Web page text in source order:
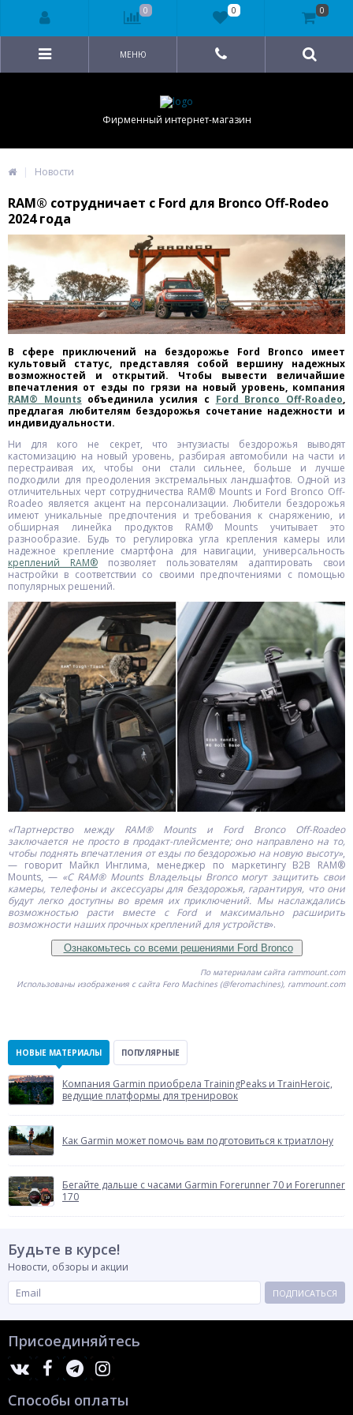
Фирменный интернет-магазин
МЕНЮ
Новости
RAM® сотрудничает с Ford для Bronco Off-Rodeo
2024 года
В сфере приключений на бездорожье Ford Bronco имеет
культовый статус, представляя собой вершину надежных
возможностей и открытий. Чтобы вывести величайшие
впечатления от езды по грязи на новый уровень, компания
RAM® Mounts объединила усилия с Ford Bronco Off-Roadeo,
предлагая любителям бездорожья сочетание надежности и
индивидуальности.
Ни для кого не секрет, что энтузиасты бездорожья выводят
кастомизацию на новый уровень, разбирая автомобили на части и
перестраивая их, чтобы они стали сильнее, больше и лучше
подходили для преодоления экстремальных ландшафтов. Одной из
отличительных черт сотрудничества RAM® Mounts и Ford Bronco Off-
Roadeo является акцент на персонализации. Любители бездорожья
имеют уникальные предпочтения и требования к снаряжению, и
обширная линейка продуктов RAM® Mounts учитывает это
разнообразие. Будь то регулировка угла крепления камеры или
надежное крепление смартфона для навигации, универсальность
креплений RAM® позволяет пользователям адаптировать свои
настройки в соответствии со своими предпочтениями с помощью
популярных решений.
«Партнерство между RAM® Mounts и Ford Bronco Off-Roadeo
заключается не просто в продакт-плейсменте; оно направлено на то,
чтобы поднять впечатления от езды по бездорожью на новую высоту»,
— говорит Майкл Инглима, менеджер по маркетингу B2B RAM®
Mounts, — «С RAM® Mounts Владельцы Bronco могут защитить свои
камеры, телефоны и аксессуары для бездорожья, гарантируя, что они
будут легко доступны во время их приключений. Мы наслаждались
возможностью расти вместе с Ford и максимально расширить
возможности наших прочных креплений для устройств».
Ознакомьтесь со всеми решениями Ford Bronco
По материалам сайта rammount.com
Использованы изображения с сайта Fero Machines (@feromachines), rammount.com
НОВЫЕ МАТЕРИАЛЫ ПОПУЛЯРНЫЕ
Компания Garmin приобрела TrainingPeaks и TrainHeroic,
ведущие платформы для тренировок
Как Garmin может помочь вам подготовиться к триатлону
Бегайте дальше с часами Garmin Forerunner 70 и Forerunner
170
Будьте в курсе!
Новости, обзоры и акции
ПОДПИСАТЬСЯ
Присоединяйтесь
Способы оплаты
0 0 0